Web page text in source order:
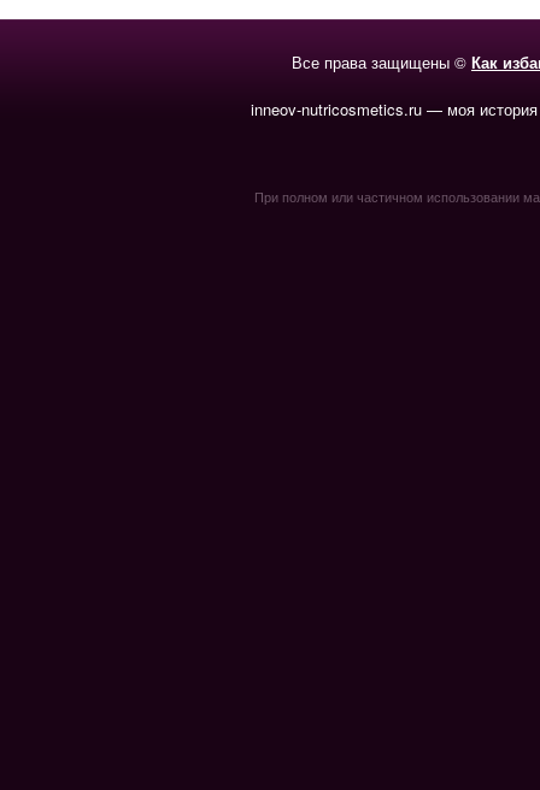
Все права защищены © Как
inneov-nutricosmetics.ru — моя
При полном или частичном использовании